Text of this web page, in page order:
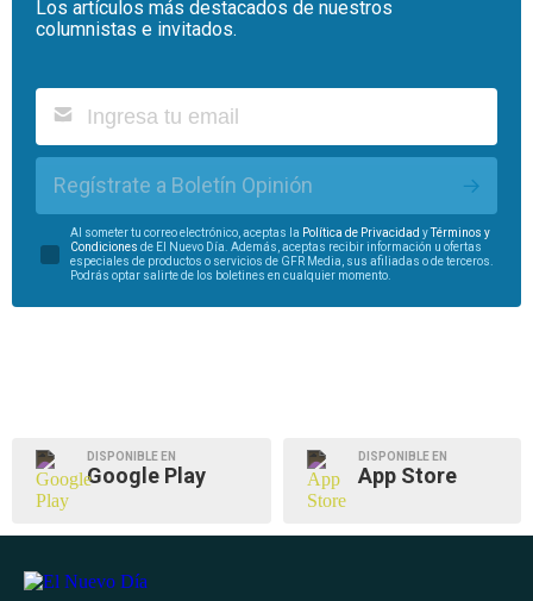
Los artículos más destacados de nuestros
columnistas e invitados.
Regístrate a Boletín Opinión
Al someter tu correo electrónico, aceptas la Política de Privacidad y
Términos y
Condiciones de El Nuevo Día. Además, aceptas recibir información u ofertas
especiales de productos o servicios de GFR Media, sus afiliadas o de terceros.
Podrás optar salirte de los boletines en cualquier momento.
DISPONIBLE EN
Google Play
DISPONIBLE EN
App Store